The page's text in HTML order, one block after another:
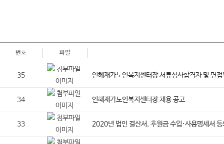
번호 파일
35 인혜재가노인복지센터장 서류심사합격자 및 면
34 인혜재가노인복지센터장 채용 공고
33 2020년 법인 결산서, 후원금 수입·사용명세서 등